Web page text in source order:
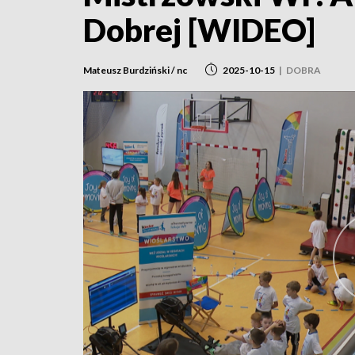
Dobrej [WIDEO]
Mateusz Burdziński / nc 2025-10-15 | DOBRA